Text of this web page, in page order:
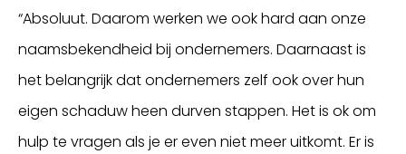
“Absoluut. Daarom werken we ook hard aan onze
naamsbekendheid bij ondernemers. Daarnaast is
het belangrijk dat ondernemers zelf ook over hun
eigen schaduw heen durven stappen. Het is ok om
hulp te vragen als je er even niet meer uitkomt. Er is